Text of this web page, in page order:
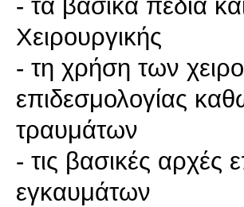
Χειρουργικής
- τη χρήση των
επιδεσμολογίας
τραυμάτων
- τις βασικές
εγκαυμάτων